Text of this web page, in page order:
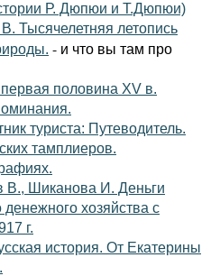
Р. Дюпюи и Т.Дюпюи)
Тысячелетняя летопись
- и что вы там про
половина XV в.
туриста: Путеводитель.
тамплиеров.
В., Шиканова И. Деньги
денежного хозяйства с
г.
история. От Екатерины